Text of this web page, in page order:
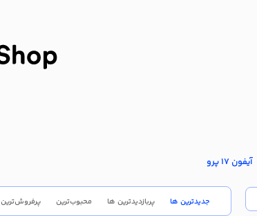
آیفون ۱۷ پرو
جدیدترین ها پربازدیدترین ها محبوب‌‌ترین پرفروش‌ترین